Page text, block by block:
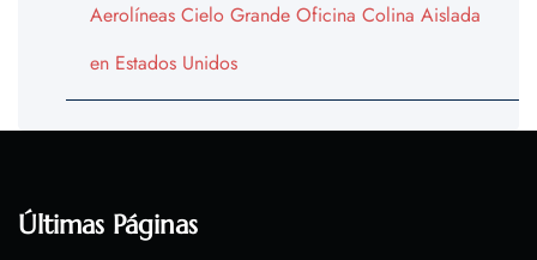
Aerolíneas Cielo Grande Oficina Colina Aislada
en Estados Unidos
Últimas Páginas